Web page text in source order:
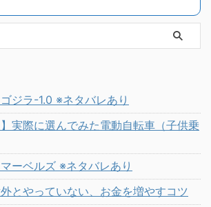
ジラ-1.0 ※ネタバレあり
】実際に選んでみた電動自転車（子供乗
ーベルズ ※ネタバレあり
外とやっていない、お金を増やすコツ